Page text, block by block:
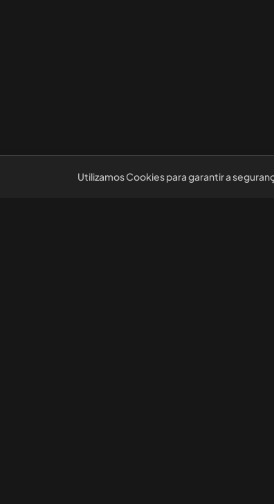
Utilizamos Cookies para garantir a